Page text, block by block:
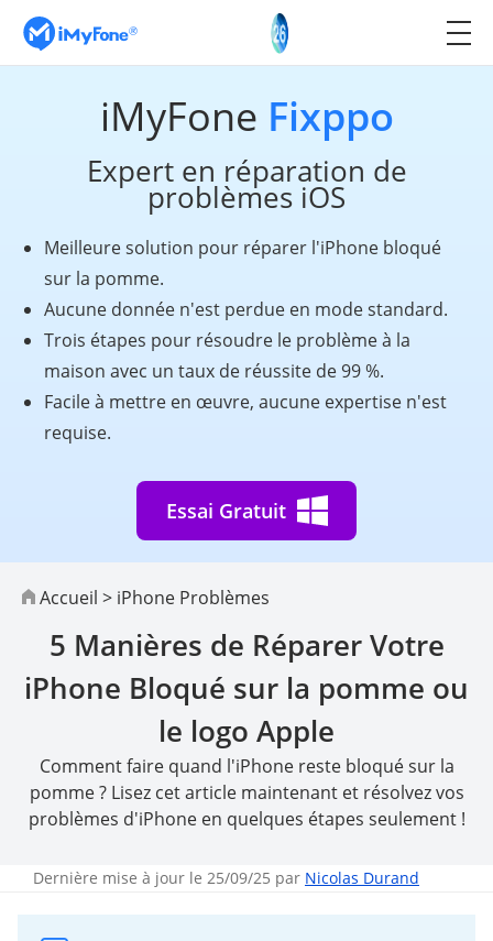
iMyFone Fixppo
Expert en réparation de
problèmes iOS
Meilleure solution pour réparer l'iPhone bloqué
sur la pomme.
Aucune donnée n'est perdue en mode standard.
Trois étapes pour résoudre le problème à la
maison avec un taux de réussite de 99 %.
Facile à mettre en œuvre, aucune expertise n'est
requise.
Essai Gratuit
Accueil > iPhone Problèmes
5 Manières de Réparer Votre
iPhone Bloqué sur la pomme ou
le logo Apple
Comment faire quand l'iPhone reste bloqué sur la
pomme ? Lisez cet article maintenant et résolvez vos
problèmes d'iPhone en quelques étapes seulement !
Dernière mise à jour le 25/09/25 par Nicolas Durand